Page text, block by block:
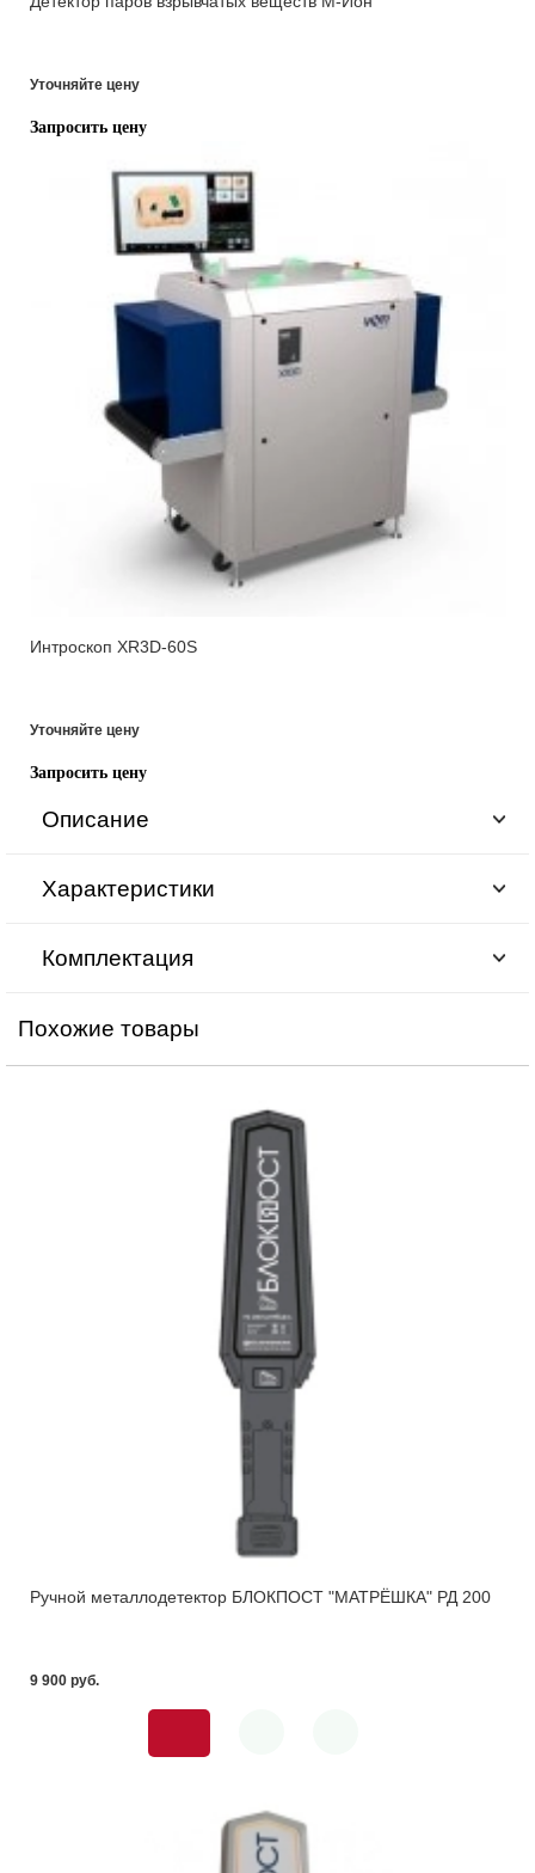
Уточняйте цену
Запросить цену
Интроскоп XR3D-60S
Уточняйте цену
Запросить цену
Описание
Характеристики
Комплектация
Похожие товары
Ручной металлодетектор БЛОКПОСТ "МАТРЁШКА" РД 200
9 900 pуб.